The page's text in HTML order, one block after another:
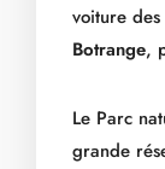
voiture des
Botrange,
Le Parc
grande